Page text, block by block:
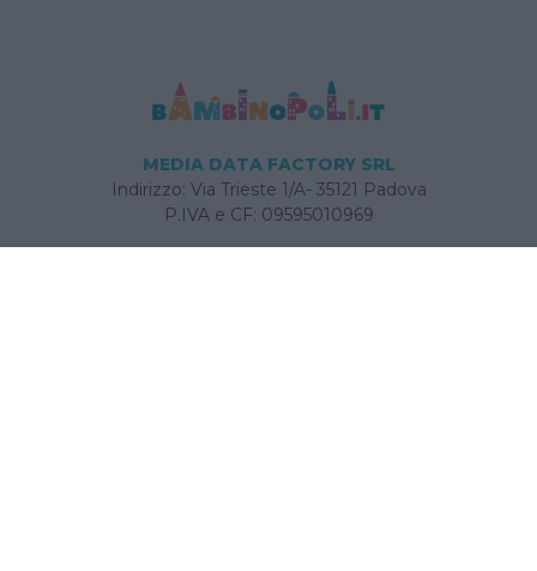
MEDIA DATA FACTORY SRL
Indirizzo: Via Trieste 1/A- 35121 Padova
P.IVA e CF: 09595010969